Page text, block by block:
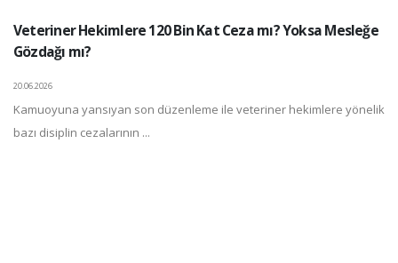
Veteriner Hekimlere 120 Bin Kat Ceza mı? Yoksa Mesleğe
Gözdağı mı?
20.06.2026
Kamuoyuna yansıyan son düzenleme ile veteriner hekimlere yönelik
bazı disiplin cezalarının ...